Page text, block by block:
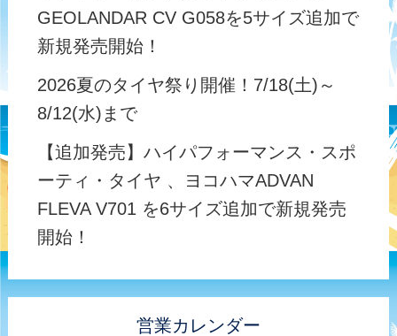
GEOLANDAR CV G058を5サイズ追加で
新規発売開始！
2026夏のタイヤ祭り開催！7/18(土)～
8/12(水)まで
【追加発売】ハイパフォーマンス・スポ
ーティ・タイヤ 、ヨコハマADVAN
FLEVA V701 を6サイズ追加で新規発売
開始！
営業カレンダー